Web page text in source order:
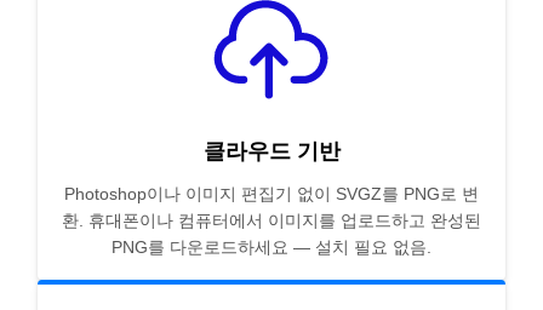
클라우드 기반
Photoshop이나 이미지 편집기 없이 SVGZ를 PNG로 변
환. 휴대폰이나 컴퓨터에서 이미지를 업로드하고 완성된
PNG를 다운로드하세요 — 설치 필요 없음.